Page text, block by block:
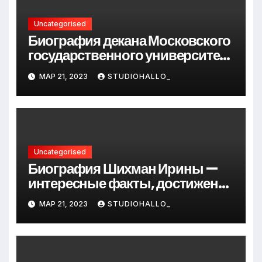
Uncategorised
Биография декана Московского
государственного университета
Андрея Сидорова — от студента
до руководителя
МАР 21, 2023 STUDIOHALLO_
Uncategorised
Биография Шихман Ирины —
интересные факты, достижения
и путь к успеху
МАР 21, 2023 STUDIOHALLO_